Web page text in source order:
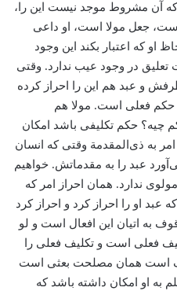
آن مشروط موجد نیست این را،
جعل مولا است، او داعی
که اعتبار بکند این وجود
تعلیق در وجود عیب ندارد. وقتی
و عبد هم این را احراز کرده
فعلی است. مولا هم
حکم تکلیفی باشد امکان
به ذی‌المقدمة وقتی که انسان
عبد را به مقدماتش. خواهیم
ندارد. همان احراز امر که
عبد او را احراز کرد و احراز کرد
به اتیان این افعال است و لو
فعلی است و تکلیف فعلی را
است همان مصلحت بعثی است
به او امکان داشته باشد که